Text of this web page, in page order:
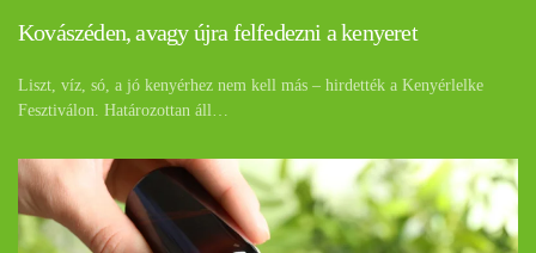
Kovászéden, avagy újra felfedezni a kenyeret
Liszt, víz, só, a jó kenyérhez nem kell más – hirdették a Kenyérlelke
Fesztiválon. Határozottan áll…